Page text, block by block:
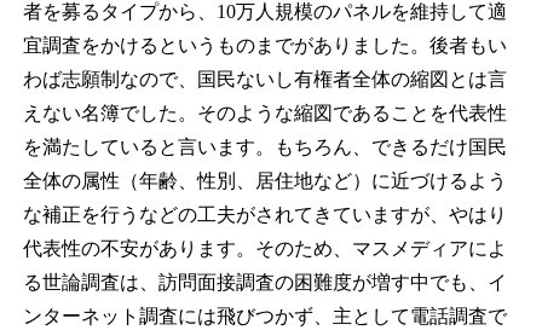
者を募るタイプから、10万人規模のパネルを維持して適
宜調査をかけるというものまでがありました。後者もい
わば志願制なので、国民ないし有権者全体の縮図とは言
えない名簿でした。そのような縮図であることを代表性
を満たしていると言います。もちろん、できるだけ国民
全体の属性（年齢、性別、居住地など）に近づけるよう
な補正を行うなどの工夫がされてきていますが、やはり
代表性の不安があります。そのため、マスメディアによ
る世論調査は、訪問面接調査の困難度が増す中でも、イ
ンターネット調査には飛びつかず、主として電話調査で